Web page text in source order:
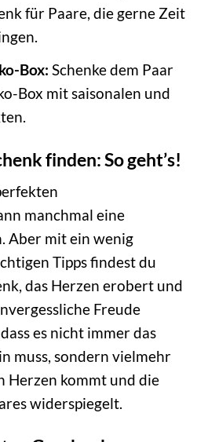
für Paare, die gerne Zeit
Box: Schenke dem Paar
Box mit saisonalen und
finden: So geht’s!
manchmal eine
Aber mit ein wenig
Tipps findest du
das Herzen erobert und
Freude
es nicht immer das
muss, sondern vielmehr
Herzen kommt und die
widerspiegelt.